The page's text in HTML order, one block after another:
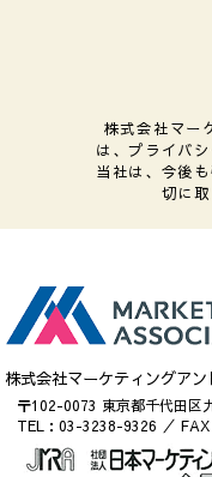
株式会社マー
は、プライバ
当社は、今後
切に
株式会社マーケティングア
〒102-0073 東京都千代田区
TEL：03-3238-9326 ／